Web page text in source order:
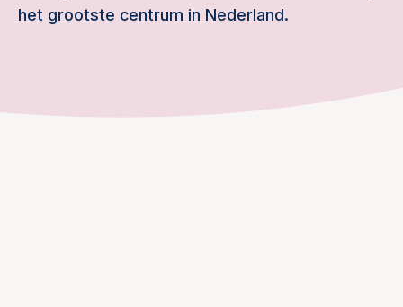
het grootste centrum in Nederland.